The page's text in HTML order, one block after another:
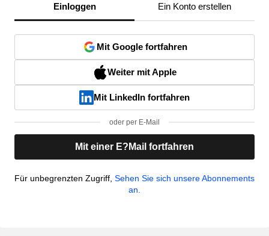
Einloggen Ein Konto erstellen
Mit Google fortfahren
Weiter mit Apple
Mit LinkedIn fortfahren
oder per E-Mail
Mit einer E?Mail fortfahren
Für unbegrenzten Zugriff, Sehen Sie sich unsere Abonnements
an.